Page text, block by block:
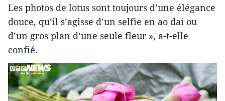
Les photos de lotus sont toujours d’une élégance
douce, qu’il s’agisse d’un selfie en ao dai ou
d’un gros plan d’une seule fleur », a-t-elle
confié.